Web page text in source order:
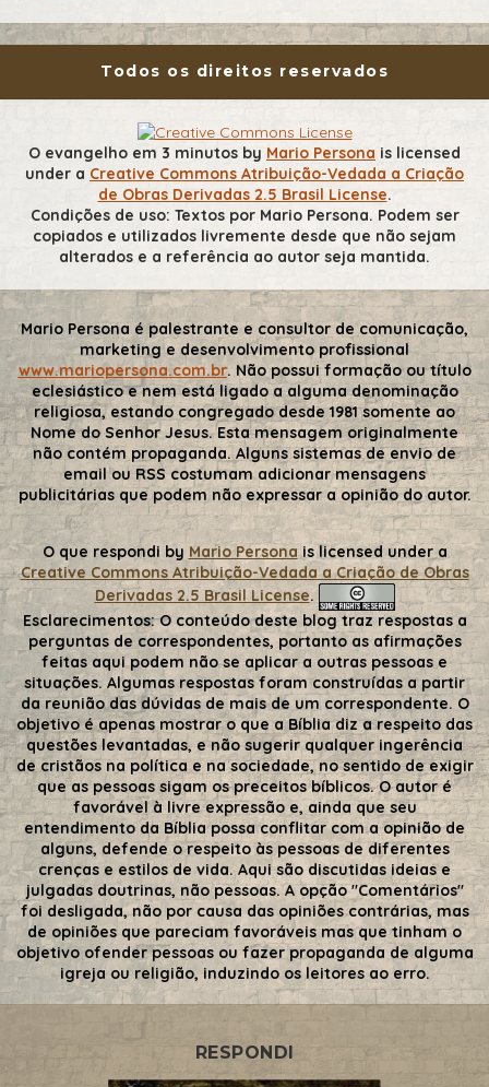
Todos os direitos reservados
O evangelho em 3 minutos by Mario Persona is licensed
under a Creative Commons Atribuição-Vedada a Criação
de Obras Derivadas 2.5 Brasil License.
Condições de uso: Textos por Mario Persona. Podem ser
copiados e utilizados livremente desde que não sejam
alterados e a referência ao autor seja mantida.
Mario Persona é palestrante e consultor de comunicação,
marketing e desenvolvimento profissional
www.mariopersona.com.br. Não possui formação ou título
eclesiástico e nem está ligado a alguma denominação
religiosa, estando congregado desde 1981 somente ao
Nome do Senhor Jesus. Esta mensagem originalmente
não contém propaganda. Alguns sistemas de envio de
email ou RSS costumam adicionar mensagens
publicitárias que podem não expressar a opinião do autor.
O que respondi by Mario Personais licensed under a
Creative Commons Atribuição-Vedada a Criação de Obras
Derivadas 2.5 Brasil License.
Esclarecimentos:O conteúdo deste blog traz respostas a
perguntas de correspondentes, portanto as afirmações
feitas aqui podem não se aplicar a outras pessoas e
situações. Algumas respostas foram construídas a partir
da reunião das dúvidas de mais de um correspondente. O
objetivo é apenas mostrar o que a Bíblia diz a respeito das
questões levantadas, e não sugerir qualquer ingerência
de cristãos na política e na sociedade, no sentido de exigir
que as pessoas sigam os preceitos bíblicos. O autor é
favorável à livre expressão e, ainda que seu
entendimento da Bíblia possa conflitar com a opinião de
alguns, defende o respeito às pessoas de diferentes
crenças e estilos de vida. Aqui são discutidas ideias e
julgadas doutrinas, não pessoas. A opção "Comentários"
foi desligada, não por causa das opiniões contrárias, mas
de opiniões que pareciam favoráveis mas que tinham o
objetivo ofender pessoas ou fazer propaganda de alguma
igreja ou religião, induzindo os leitores ao erro.
RESPONDI